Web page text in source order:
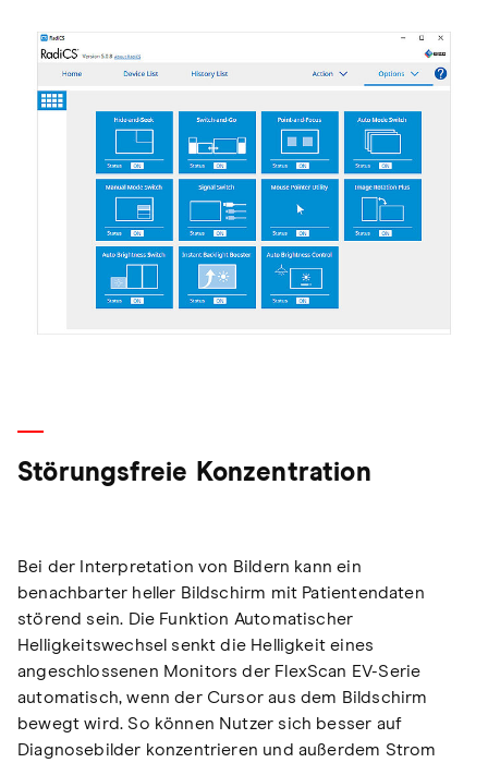
Störungsfreie Konzentration
Bei der Interpretation von Bildern kann ein
benachbarter heller Bildschirm mit Patientendaten
störend sein. Die Funktion Automatischer
Helligkeitswechsel senkt die Helligkeit eines
angeschlossenen Monitors der FlexScan EV-Serie
automatisch, wenn der Cursor aus dem Bildschirm
bewegt wird. So können Nutzer sich besser auf
Diagnosebilder konzentrieren und außerdem Strom